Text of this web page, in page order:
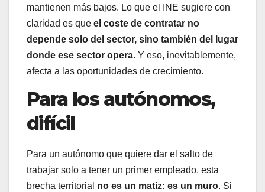
mantienen más bajos. Lo que el INE sugiere con
claridad es que el coste de contratar no
depende solo del sector, sino también del lugar
donde ese sector opera. Y eso, inevitablemente,
afecta a las oportunidades de crecimiento.
Para los autónomos,
difícil
Para un autónomo que quiere dar el salto de
trabajar solo a tener un primer empleado, esta
brecha territorial no es un matiz: es un muro. Si